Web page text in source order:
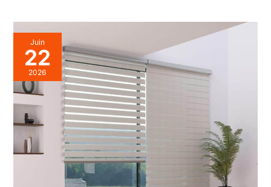
Juin
22
2026